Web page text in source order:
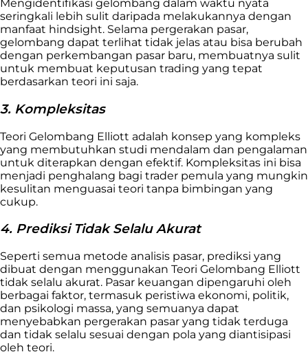
Mengidentifikasi gelombang dalam waktu nyata
seringkali lebih sulit daripada melakukannya dengan
manfaat hindsight. Selama pergerakan pasar,
gelombang dapat terlihat tidak jelas atau bisa berubah
dengan perkembangan pasar baru, membuatnya sulit
untuk membuat keputusan trading yang tepat
berdasarkan teori ini saja.
3. Kompleksitas
Teori Gelombang Elliott adalah konsep yang kompleks
yang membutuhkan studi mendalam dan pengalaman
untuk diterapkan dengan efektif. Kompleksitas ini bisa
menjadi penghalang bagi trader pemula yang mungkin
kesulitan menguasai teori tanpa bimbingan yang
cukup.
4. Prediksi Tidak Selalu Akurat
Seperti semua metode analisis pasar, prediksi yang
dibuat dengan menggunakan Teori Gelombang Elliott
tidak selalu akurat. Pasar keuangan dipengaruhi oleh
berbagai faktor, termasuk peristiwa ekonomi, politik,
dan psikologi massa, yang semuanya dapat
menyebabkan pergerakan pasar yang tidak terduga
dan tidak selalu sesuai dengan pola yang diantisipasi
oleh teori.